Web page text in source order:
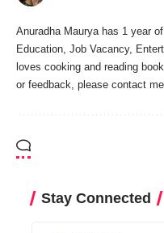
Anuradha Maurya has 1 year
Education, Job Vacancy,
loves cooking and reading
or feedback, please contact
Stay Connected